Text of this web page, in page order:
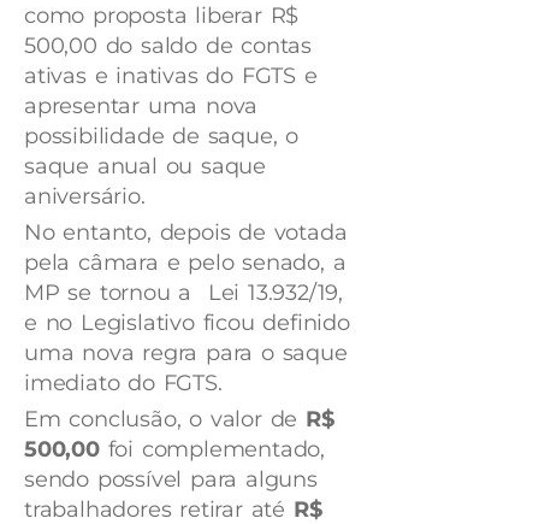
como proposta liberar R$
500,00 do saldo de contas
ativas e inativas do FGTS e
apresentar uma nova
possibilidade de saque, o
saque anual ou saque
aniversário.
No entanto, depois de votada
pela câmara e pelo senado, a
MP se tornou a Lei 13.932/19,
e no Legislativo ficou definido
uma nova regra para o saque
imediato do FGTS.
Em conclusão, o valor de R$
500,00foi complementado,
sendo possível para alguns
trabalhadores retirar até R$